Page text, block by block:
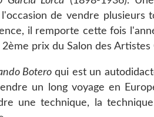
de vendre plusieurs
il remporte cette fois
2ème prix du Salon des Artistes
Boteroqui est un
un long voyage en
une technique, la